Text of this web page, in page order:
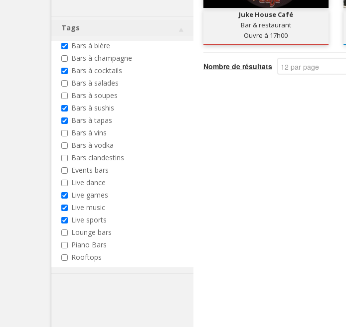
Tags
Bars à bière
Bars à champagne
Bars à cocktails
Bars à salades
Bars à soupes
Bars à sushis
Bars à tapas
Bars à vins
Bars à vodka
Bars clandestins
Events bars
Live dance
Live games
Live music
Live sports
Lounge bars
Piano Bars
Rooftops
Juke House Café
Bar & restaurant
Ouvre à 17h00
Nombre de résultats 12 par page